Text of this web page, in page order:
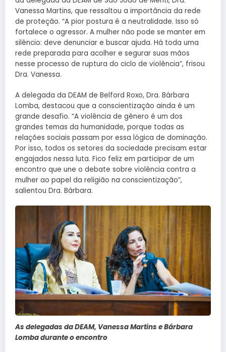
Vanessa Martins, que ressaltou a importância da rede
de proteção. “A pior postura é a neutralidade. Isso só
fortalece o agressor. A mulher não pode se manter em
silêncio: deve denunciar e buscar ajuda. Há toda uma
rede preparada para acolher e segurar suas mãos
nesse processo de ruptura do ciclo de violência”, frisou
Dra. Vanessa.
A delegada da DEAM de Belford Roxo, Dra. Bárbara
Lomba, destacou que a conscientização ainda é um
grande desafio. “A violência de gênero é um dos
grandes temas da humanidade, porque todas as
relações sociais passam por essa lógica de dominação.
Por isso, todos os setores da sociedade precisam estar
engajados nessa luta. Fico feliz em participar de um
encontro que une o debate sobre violência contra a
mulher ao papel da religião na conscientização”,
salientou Dra. Bárbara.
As delegadas da DEAM, Vanessa Martins e Bárbara
Lomba durante o encontro